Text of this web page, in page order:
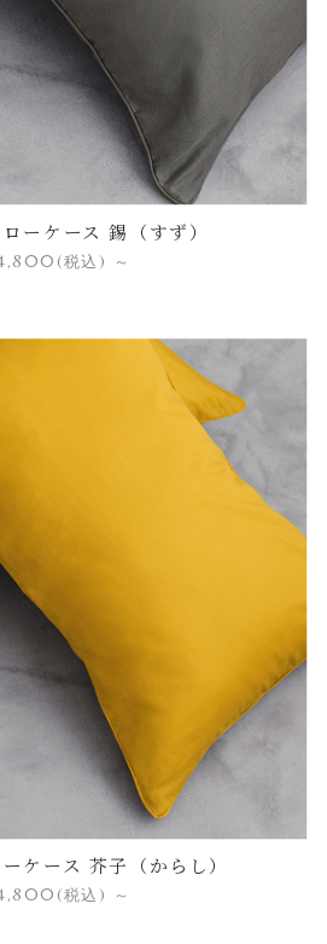
ーケース 錫（すず）
(税込) ～
ケース 芥子（からし）
(税込) ～